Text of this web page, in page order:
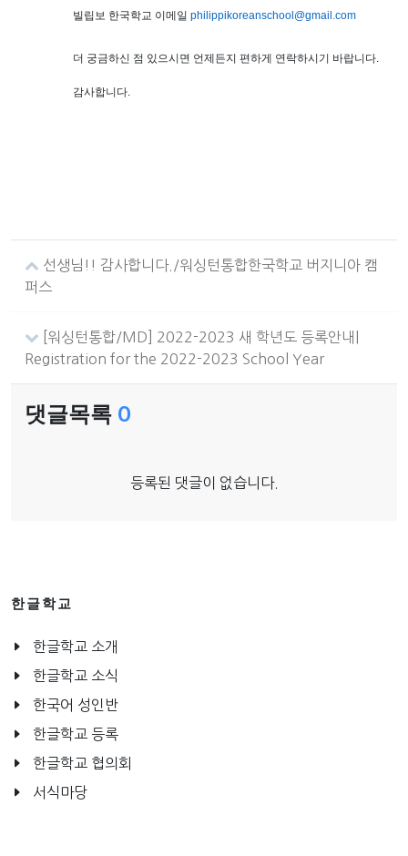
빌립보 한국학교 이메일philippikoreanschool@gmail.com
더 궁금하신 점 있으시면 언제든지 편하게 연락하시기 바랍니다.
감사합니다.
선생님!! 감사합니다./워싱턴통합한국학교 버지니아 캠
퍼스
[워싱턴통합/MD] 2022-2023 새 학년도 등록안내|
Registration for the 2022-2023 School Year
댓글목록 0
등록된 댓글이 없습니다.
한글학교
한글학교 소개
한글학교 소식
한국어 성인반
한글학교 등록
한글학교 협의회
서식마당